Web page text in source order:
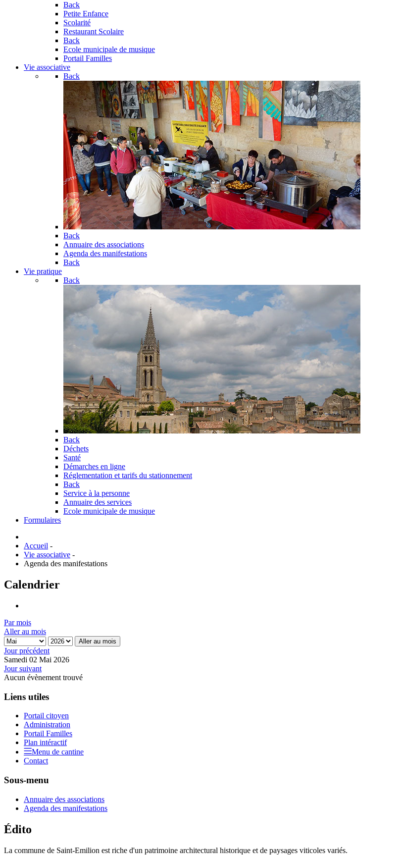
Back
Petite Enfance
Scolarité
Restaurant Scolaire
Back
Ecole municipale de musique
Portail Familles
Vie associative
Back
Back
Annuaire des associations
Agenda des manifestations
Back
Vie pratique
Back
Back
Déchets
Santé
Démarches en ligne
Réglementation et tarifs du stationnement
Back
Service à la personne
Annuaire des services
Ecole municipale de musique
Formulaires
Accueil -
Vie associative -
Agenda des manifestations
Calendrier
Par mois
Aller au mois
Aller au mois
Jour précédent
Samedi 02 Mai 2026
Jour suivant
Aucun évènement trouvé
Liens utiles
Portail citoyen
Administration
Portail Familles
Plan intéractif
Menu de cantine
Contact
Sous-menu
Annuaire des associations
Agenda des manifestations
Édito
La commune de Saint-Emilion est riche d'un patrimoine architectural historique et de paysages viticoles variés.